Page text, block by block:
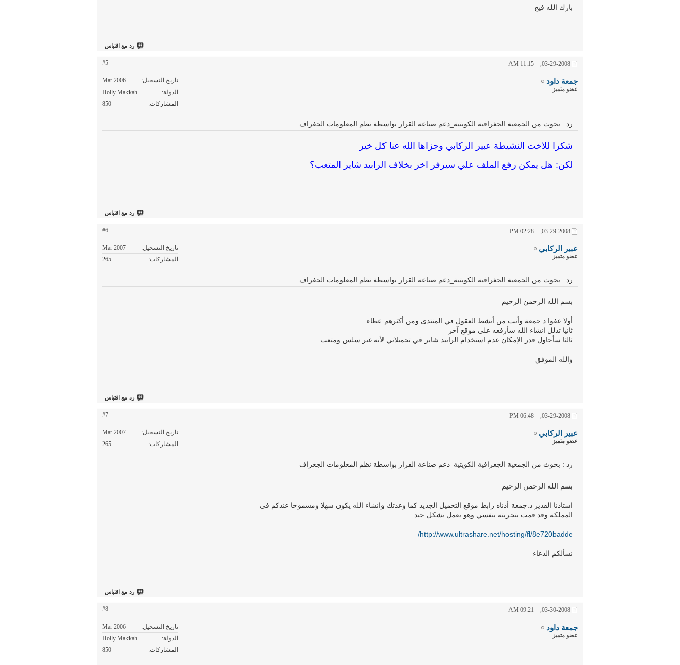
بارك الله فيج
رد مع اقتباس
03-29-2008,
11:15 AM
#5
جمعة داود
عضو متميز
تاريخ التسجيل
Mar 2006
الدولة
Holly Makkah
المشاركات
850
رد : بحوث من الجمعية الجغرافية الكويتية_دعم صناعة القرار بواسطة نظم المعلومات الجغراف
شكرا للاخت النشيطة عبير الركابي وجزاها الله عنا كل خير
لكن: هل يمكن رفع الملف علي سيرفر اخر بخلاف الرابيد شاير المتعب؟
رد مع اقتباس
03-29-2008,
02:28 PM
#6
عبير الركابي
عضو متميز
تاريخ التسجيل
Mar 2007
المشاركات
265
رد : بحوث من الجمعية الجغرافية الكويتية_دعم صناعة القرار بواسطة نظم المعلومات الجغراف
بسم الله الرحمن الرحيم
أولا عفوا د.جمعة وأنت من أنشط العقول في المنتدى ومن أكثرهم عطاء
ثانيا تدلل انشاء الله سأرفعه على موقع آخر
ثالثا سأحاول قدر الإمكان عدم استخدام الرابيد شاير في تحميلاتي لأنه غير سلس ومتعب
والله الموفق
رد مع اقتباس
03-29-2008,
06:48 PM
#7
عبير الركابي
عضو متميز
تاريخ التسجيل
Mar 2007
المشاركات
265
رد : بحوث من الجمعية الجغرافية الكويتية_دعم صناعة القرار بواسطة نظم المعلومات الجغراف
بسم الله الرحمن الرحيم
استاذنا القدير د.جمعة أدناه رابط موقع التحميل الجديد كما وعدتك وانشاء الله يكون سهلا ومسموحا عندكم في
المملكة وقد قمت بتجربته بنفسي وهو يعمل بشكل جيد
http://www.ultrashare.net/hosting/fl/8e720badde/
نسألكم الدعاء
رد مع اقتباس
03-30-2008,
09:21 AM
#8
جمعة داود
عضو متميز
تاريخ التسجيل
Mar 2006
الدولة
Holly Makkah
المشاركات
850